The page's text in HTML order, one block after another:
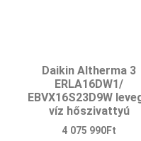
Daikin Altherma 3
ERLA16DW1/
EBVX16S23D9W
víz hőszivattyú
4 075 990Ft